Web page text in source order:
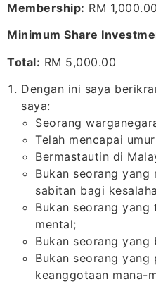
Membership: RM 1,000.00
Minimum Share
Total: RM 5,000.00
Dengan ini saya
saya:
Seorang
Telah mencapai
Bermastautin di
Bukan seorang yang
sabitan bagi
Bukan seorang
mental;
Bukan seorang yang
Bukan seorang
keanggotaan mana-